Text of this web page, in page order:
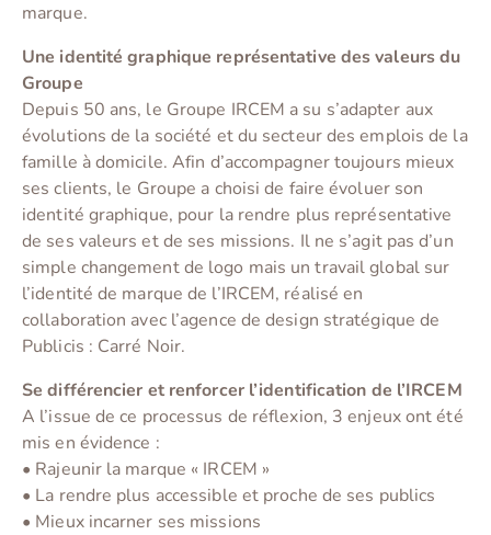
marque.
Une identité graphique représentative des valeurs du
Groupe
Depuis 50 ans, le Groupe IRCEM a su s’adapter aux
évolutions de la société et du secteur des emplois de la
famille à domicile. Afin d’accompagner toujours mieux
ses clients, le Groupe a choisi de faire évoluer son
identité graphique, pour la rendre plus représentative
de ses valeurs et de ses missions. Il ne s’agit pas d’un
simple changement de logo mais un travail global sur
l’identité de marque de l’IRCEM, réalisé en
collaboration avec l’agence de design stratégique de
Publicis : Carré Noir.
Se différencier et renforcer l’identification de l’IRCEM
A l’issue de ce processus de réflexion, 3 enjeux ont été
mis en évidence :
• Rajeunir la marque « IRCEM »
• La rendre plus accessible et proche de ses publics
• Mieux incarner ses missions